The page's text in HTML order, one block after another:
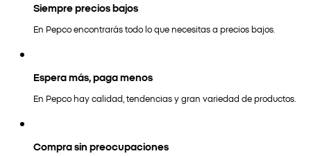
Siempre precios bajos
En Pepco encontrarás todo lo que necesitas a precios bajos.
Espera más, paga menos
En Pepco hay calidad, tendencias y gran variedad de productos.
Compra sin preocupaciones